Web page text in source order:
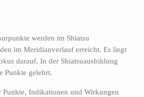
werden im Shiatsu
im Meridianverlauf erreicht. Es liegt
darauf. In der Shiatsuausbildung
Punkte gelehrt.
Indikationen und Wirkungen